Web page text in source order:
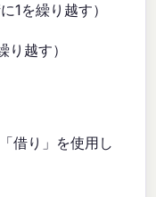
1を繰り越す）
り越す）
借り」を使用し